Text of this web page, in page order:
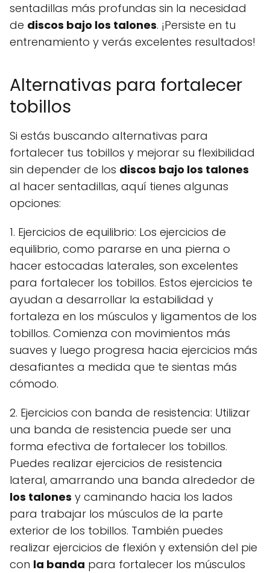
sentadillas más profundas sin la necesidad
de discos bajo los talones. ¡Persiste en tu
entrenamiento y verás excelentes resultados!
Alternativas para fortalecer
tobillos
Si estás buscando alternativas para
fortalecer tus tobillos y mejorar su flexibilidad
sin depender de los discos bajo los talones
al hacer sentadillas, aquí tienes algunas
opciones:
1. Ejercicios de equilibrio: Los ejercicios de
equilibrio, como pararse en una pierna o
hacer estocadas laterales, son excelentes
para fortalecer los tobillos. Estos ejercicios te
ayudan a desarrollar la estabilidad y
fortaleza en los músculos y ligamentos de los
tobillos. Comienza con movimientos más
suaves y luego progresa hacia ejercicios más
desafiantes a medida que te sientas más
cómodo.
2. Ejercicios con banda de resistencia: Utilizar
una banda de resistencia puede ser una
forma efectiva de fortalecer los tobillos.
Puedes realizar ejercicios de resistencia
lateral, amarrando una banda alrededor de
los talones y caminando hacia los lados
para trabajar los músculos de la parte
exterior de los tobillos. También puedes
realizar ejercicios de flexión y extensión del pie
con la banda para fortalecer los músculos